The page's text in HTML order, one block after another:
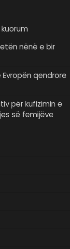
nënë e bir
qendrore
për kufizimin e
së femijëve